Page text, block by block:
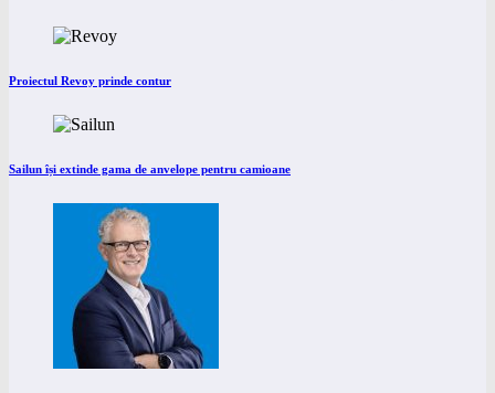
Proiectul Revoy prinde contur
Sailun își extinde gama de anvelope pentru camioane